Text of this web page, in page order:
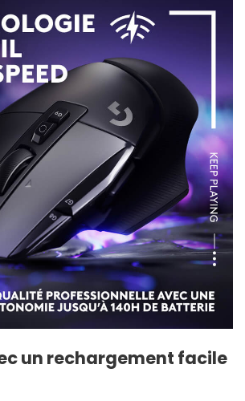
un rechargement facile